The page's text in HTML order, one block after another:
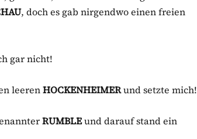
, doch es gab nirgendwo einen freien
gar nicht!
leerenHOCKENHEIMERund setzte mich!
RUMBLEund darauf stand ein